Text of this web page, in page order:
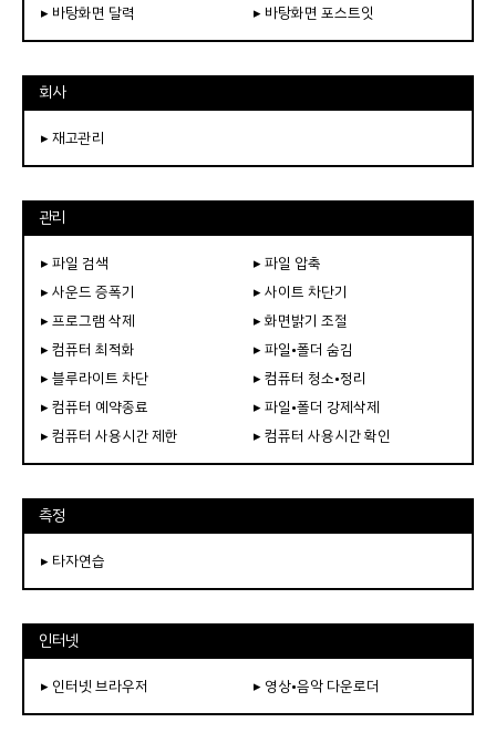
▸ 바탕화면 달력 ▸ 바탕화면 포스트잇
회사
▸ 재고관리
관리
▸ 파일 검색
▸ 파일 압축
▸ 사운드 증폭기
▸ 사이트 차단기
▸ 프로그램 삭제
▸ 화면밝기 조절
▸ 컴퓨터 최적화
▸ 파일•폴더 숨김
▸ 블루라이트 차단
▸ 컴퓨터 청소•정리
▸ 컴퓨터 예약종료
▸ 파일•폴더 강제삭제
▸ 컴퓨터 사용시간 제한
▸ 컴퓨터 사용시간 확인
측정
▸ 타자연습
인터넷
▸ 인터넷 브라우저 ▸ 영상•음악 다운로더